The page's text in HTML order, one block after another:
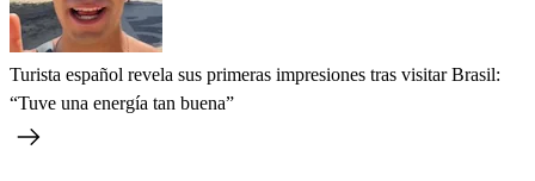
Turista español revela sus primeras impresiones tras visitar Brasil:
“Tuve una energía tan buena”